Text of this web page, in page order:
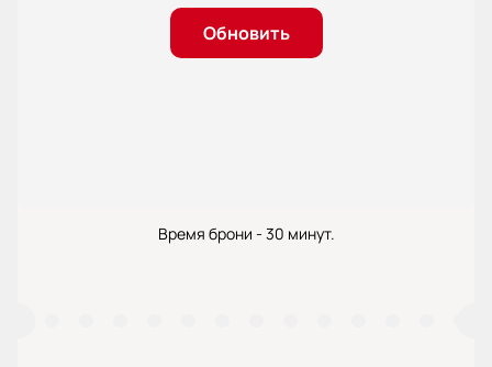
Обновить
Время брони - 30 минут.